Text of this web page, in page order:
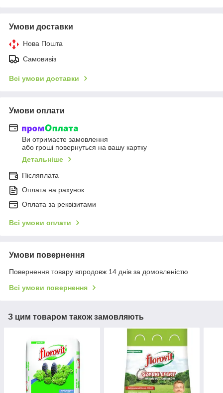
Умови доставки
Нова Пошта
Самовивіз
Всі умови доставки
Умови оплати
Ви отримаєте замовлення
або гроші повернуться на вашу картку
Детальніше
Післяплата
Оплата на рахунок
Оплата за реквізитами
Всі умови оплати
Умови повернення
Повернення товару впродовж 14 днів за домовленістю
Всі умови повернення
З цим товаром також замовляють